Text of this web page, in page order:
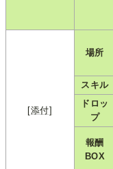
[添付]
場所
スキル
ドロッ
プ
報酬
BOX